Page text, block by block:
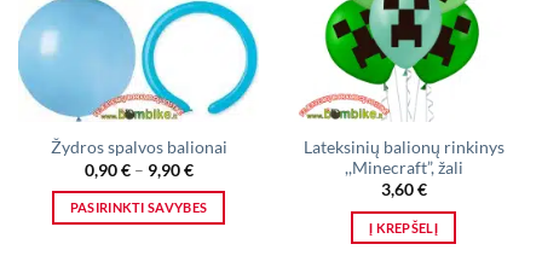
Žydros spalvos balionai
0,90€ – 9,90€Price
0,90 €
through
9,90 €
PASIRINKTI SAVYBES
Lateksinių balionų rinkinys
,,Minecraft”, žali
3,60€
Į KREPŠELĮ